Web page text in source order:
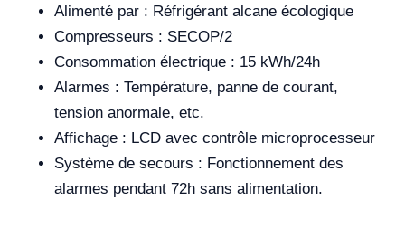
Alimenté par : Réfrigérant alcane écologique
Compresseurs : SECOP/2
Consommation électrique : 15 kWh/24h
Alarmes : Température, panne de courant,
tension anormale, etc.
Affichage : LCD avec contrôle microprocesseur
Système de secours : Fonctionnement des
alarmes pendant 72h sans alimentation.